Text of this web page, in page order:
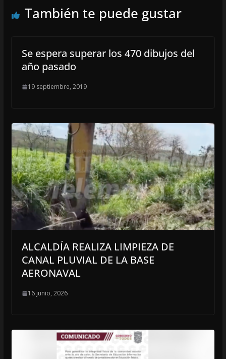
También te puede gustar
Se espera superar los 470 dibujos del
año pasado
19 septiembre, 2019
ALCALDÍA REALIZA LIMPIEZA DE
CANAL PLUVIAL DE LA BASE
AERONAVAL
16 junio, 2026